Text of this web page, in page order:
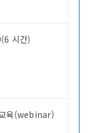
시간)
육(webinar)